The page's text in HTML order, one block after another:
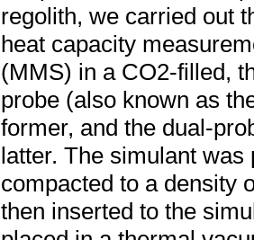
regolith, we carried out
heat capacity
(MMS) in a CO2-filled,
probe (also known as
former, and the dual-
latter. The simulant
compacted to a density
then inserted to the